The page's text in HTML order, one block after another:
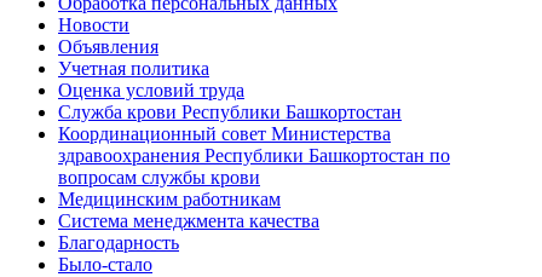
Новости
Объявления
Учетная политика
Оценка условий труда
Служба крови Республики Башкортостан
Координационный совет Министерства
здравоохранения Республики Башкортостан по
вопросам службы крови
Медицинским работникам
Система менеджмента качества
Благодарность
Было-стало